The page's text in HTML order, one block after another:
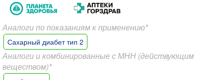
Аналоги по показаниям к применению*
Сахарный диабет тип 2
Аналоги и комбинированные с МНН (действующим
веществом)*